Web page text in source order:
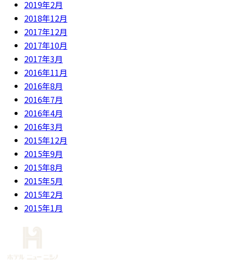
2019年2月
2018年12月
2017年12月
2017年10月
2017年3月
2016年11月
2016年8月
2016年7月
2016年4月
2016年3月
2015年12月
2015年9月
2015年8月
2015年5月
2015年2月
2015年1月